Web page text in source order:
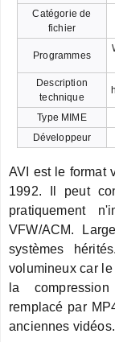
Catégorie de
fichier
Programmes
Description
technique
Type MIME
Développeur
AVI est le format
1992. Il peut
pratiquement
VFW/ACM.
systèmes
volumineux car
la
remplacé par
anciennes vidéos.